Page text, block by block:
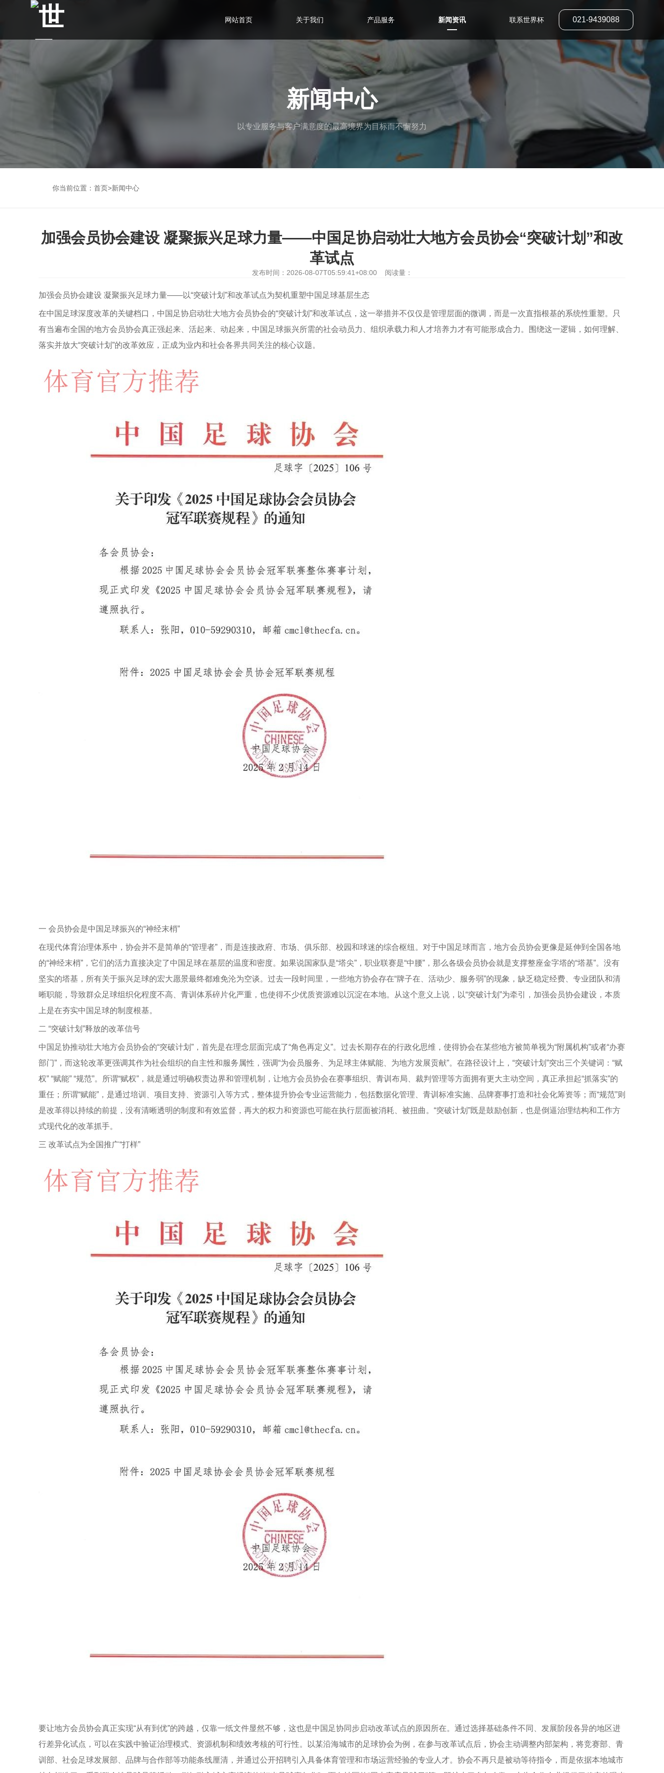
网站首页 关于我们 产品服务 新闻资讯 联系世界杯 021-9439088
新闻中心
以专业服务与客户满意度的最高境界为目标而不懈努力
你当前位置： 首页>新闻中心
加强会员协会建设 凝聚振兴足球力量——中国足协启动壮大地方会员协会“突破计划”和改
革试点
发布时间：2026-08-07T05:59:41+08:00 阅读量：
加强会员协会建设 凝聚振兴足球力量——以“突破计划”和改革试点为契机重塑中国足球基层生态
在中国足球深度改革的关键档口，中国足协启动壮大地方会员协会的“突破计划”和改革试点，这一举措并不仅仅是管理层面的微调，而是一次直指根基的系统性重塑。只
有当遍布全国的地方会员协会真正强起来、活起来、动起来，中国足球振兴所需的社会动员力、组织承载力和人才培养力才有可能形成合力。围绕这一逻辑，如何理解、
落实并放大“突破计划”的改革效应，正成为业内和社会各界共同关注的核心议题。
一 会员协会是中国足球振兴的“神经末梢”
在现代体育治理体系中，协会并不是简单的“管理者”，而是连接政府、市场、俱乐部、校园和球迷的综合枢纽。对于中国足球而言，地方会员协会更像是延伸到全国各地
的“神经末梢”，它们的活力直接决定了中国足球在基层的温度和密度。如果说国家队是“塔尖”，职业联赛是“中腰”，那么各级会员协会就是支撑整座金字塔的“塔基”。没有
坚实的塔基，所有关于振兴足球的宏大愿景最终都难免沦为空谈。过去一段时间里，一些地方协会存在“牌子在、活动少、服务弱”的现象，缺乏稳定经费、专业团队和清
晰职能，导致群众足球组织化程度不高、青训体系碎片化严重，也使得不少优质资源难以沉淀在本地。从这个意义上说，以“突破计划”为牵引，加强会员协会建设，本质
上是在夯实中国足球的制度根基。
二 “突破计划”释放的改革信号
中国足协推动壮大地方会员协会的“突破计划”，首先是在理念层面完成了“角色再定义”。过去长期存在的行政化思维，使得协会在某些地方被简单视为“附属机构”或者“办赛
部门”，而这轮改革更强调其作为社会组织的自主性和服务属性，强调“为会员服务、为足球主体赋能、为地方发展贡献”。在路径设计上，“突破计划”突出三个关键词：“赋
权” “赋能” “规范”。所谓“赋权”，就是通过明确权责边界和管理机制，让地方会员协会在赛事组织、青训布局、裁判管理等方面拥有更大主动空间，真正承担起“抓落实”的
重任；所谓“赋能”，是通过培训、项目支持、资源引入等方式，整体提升协会专业运营能力，包括数据化管理、青训标准实施、品牌赛事打造和社会化筹资等；而“规范”则
是改革得以持续的前提，没有清晰透明的制度和有效监督，再大的权力和资源也可能在执行层面被消耗、被扭曲。“突破计划”既是鼓励创新，也是倒逼治理结构和工作方
式现代化的改革抓手。
三 改革试点为全国推广“打样”
要让地方会员协会真正实现“从有到优”的跨越，仅靠一纸文件显然不够，这也是中国足协同步启动改革试点的原因所在。通过选择基础条件不同、发展阶段各异的地区进
行差异化试点，可以在实践中验证治理模式、资源机制和绩效考核的可行性。以某沿海城市的足球协会为例，在参与改革试点后，协会主动调整内部架构，将竞赛部、青
训部、社会足球发展部、品牌与合作部等功能条线厘清，并通过公开招聘引入具备体育管理和市场运营经验的专业人才。协会不再只是被动等待指令，而是依据本地城市